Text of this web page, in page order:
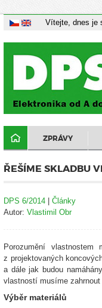
Vítejte, dnes je
ZPRÁVY
ŘEŠÍME SKLADBU
DPS 6/2014 | Články
Autor: Vlastimil Obr
Porozumění
z projektovaných
a dále jak budou
vlastností musíme
Výběr materiálů